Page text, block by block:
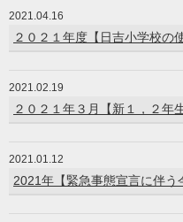
2021.04.16
２０２１年度【日吉小学校の
2021.02.19
２０２１年３月【新１，２年
2021.01.12
2021年【緊急事態宣言に伴う